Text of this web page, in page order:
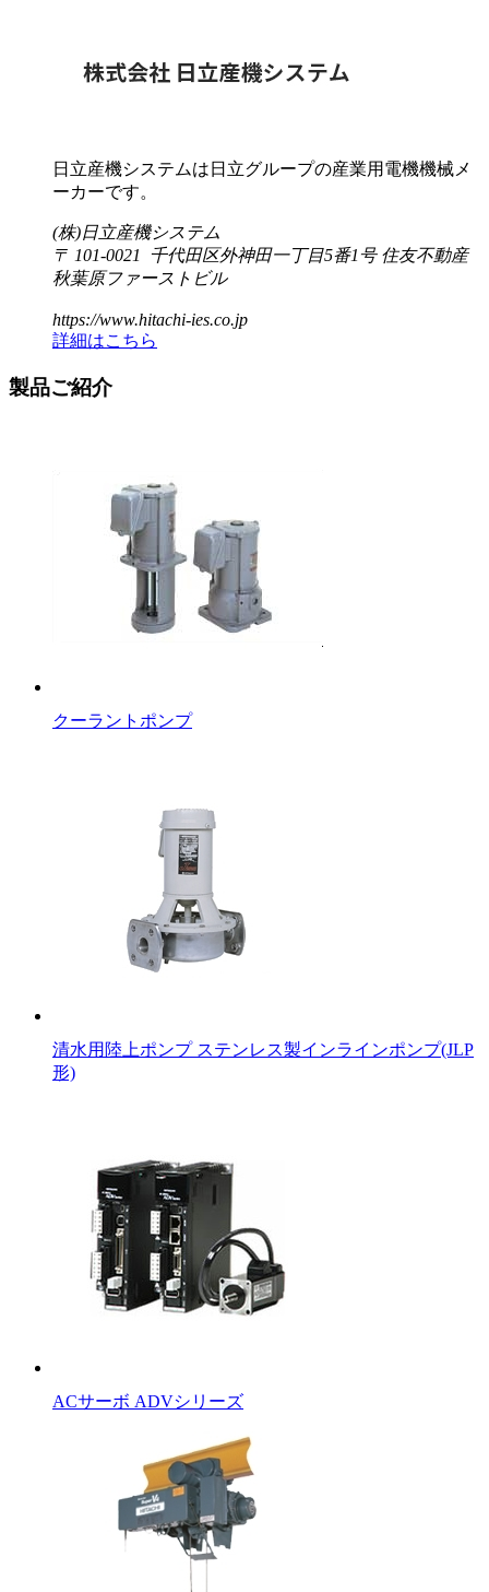
日立産機システムは日立グループの産業用電機機械メ
ーカーです。
(株)日立産機システム
〒 101-0021 千代田区外神田一丁目5番1号 住友不動産
秋葉原ファーストビル
https://www.hitachi-ies.co.jp
詳細はこちら
製品ご紹介
クーラントポンプ
清水用陸上ポンプ ステンレス製インラインポンプ(JLP
形)
ACサーボ ADVシリーズ